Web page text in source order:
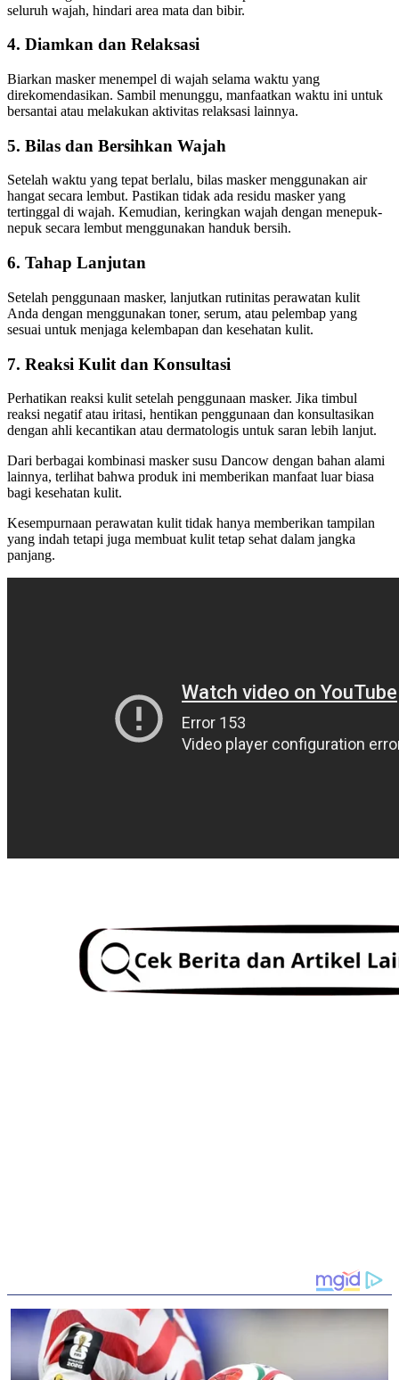
seluruh wajah, hindari area mata dan bibir.
4. Diamkan dan Relaksasi
Biarkan masker menempel di wajah selama waktu yang
direkomendasikan. Sambil menunggu, manfaatkan waktu ini untuk
bersantai atau melakukan aktivitas relaksasi lainnya.
5. Bilas dan Bersihkan Wajah
Setelah waktu yang tepat berlalu, bilas masker menggunakan air
hangat secara lembut. Pastikan tidak ada residu masker yang
tertinggal di wajah. Kemudian, keringkan wajah dengan menepuk-
nepuk secara lembut menggunakan handuk bersih.
6. Tahap Lanjutan
Setelah penggunaan masker, lanjutkan rutinitas perawatan kulit
Anda dengan menggunakan toner, serum, atau pelembap yang
sesuai untuk menjaga kelembapan dan kesehatan kulit.
7. Reaksi Kulit dan Konsultasi
Perhatikan reaksi kulit setelah penggunaan masker. Jika timbul
reaksi negatif atau iritasi, hentikan penggunaan dan konsultasikan
dengan ahli kecantikan atau dermatologis untuk saran lebih lanjut.
Dari berbagai kombinasi masker susu Dancow dengan bahan alami
lainnya, terlihat bahwa produk ini memberikan manfaat luar biasa
bagi kesehatan kulit.
Kesempurnaan perawatan kulit tidak hanya memberikan tampilan
yang indah tetapi juga membuat kulit tetap sehat dalam jangka
panjang.